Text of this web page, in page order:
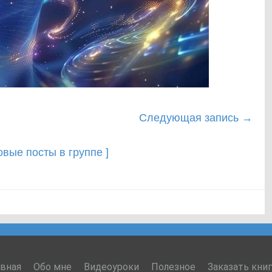
Следующая запись →
посты в группе ]
Обо мне Видеоуроки Полезное Заказать